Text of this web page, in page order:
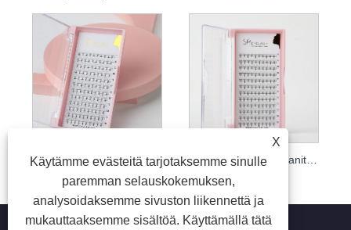
Promade Loose Fans 6D
X
Käytämme evästeitä tarjotaksemme sinulle
paremman selauskokemuksen,
analysoidaksemme sivuston liikennettä ja
mukauttaaksemme sisältöä. Käyttämällä tätä